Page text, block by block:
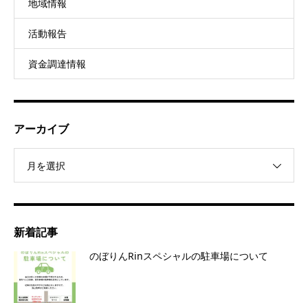
地域情報
活動報告
資金調達情報
アーカイブ
月を選択
新着記事
のぼりんRinスペシャルの駐車場について